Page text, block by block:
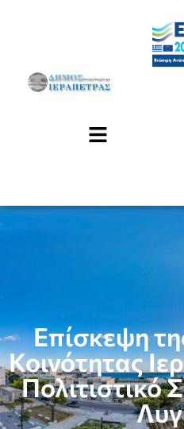
Επίσκεψη
Κοινότητας
Πολιτιστικό